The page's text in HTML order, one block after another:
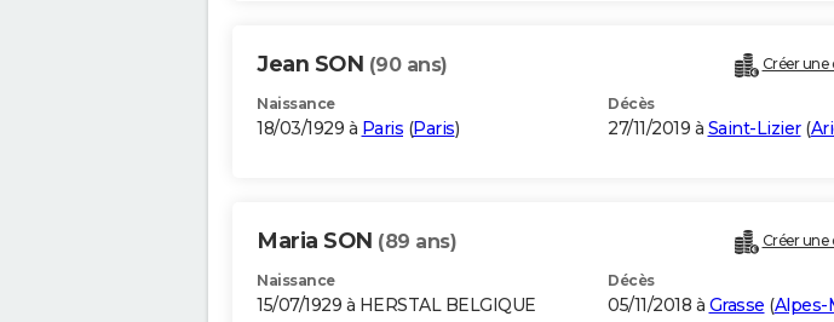
Jean SON (90 ans) Créer une
Naissance
18/03/1929 à Paris (Paris)
Décès
27/11/2019 à Saint-Lizier(
Maria SON (89 ans) Créer une
Naissance
15/07/1929 à HERSTAL BELGIQUE
Décès
05/11/2018 à Grasse (Alpes-